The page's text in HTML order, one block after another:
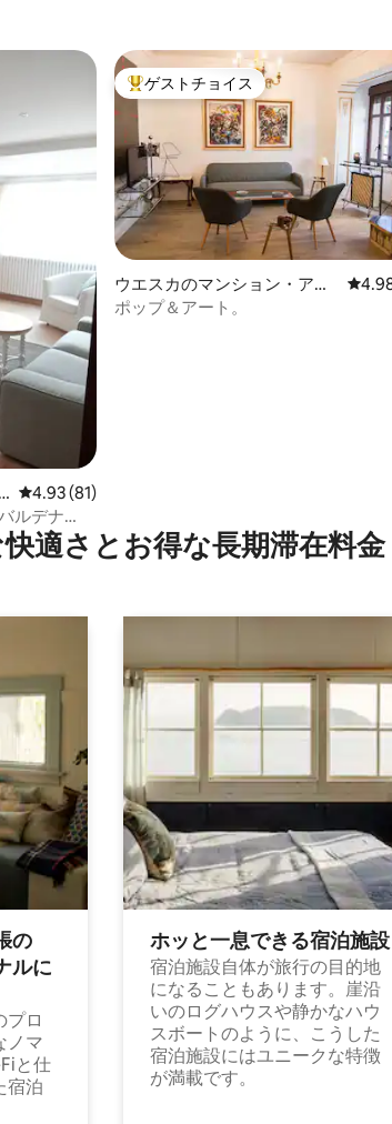
レビュー81件、5つ星中4.93つ星の平均評価
4.93 (81)
ルデナ
大好評のゲストチョイスです。
ゲストチョイス
ウエスカのマンション・アパ
ート
レビ
ポップ＆アート。
適⁠さ⁠とお⁠得⁠な長⁠期⁠滞⁠在料⁠金
の
ル⁠に
プロ
ノマ
と仕
宿泊
ホッと一⁠息⁠で⁠き⁠る宿⁠泊施⁠設
宿泊施設自体が旅行の目的地
になることもあります。崖沿
いのログハウスや静かなハウ
スボートのように、こうした
宿泊施設にはユニークな特徴
が満載です。